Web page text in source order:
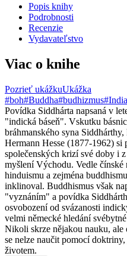
Popis knihy
Podrobnosti
Recenzie
Vydavateľstvo
Viac o knihe
Pozrieť ukážkuUkážka
#boh#Buddha#budhizmus#India
Povídka Siddhárta napsaná v
"indická báseň". Vskutku
bráhmanského syna
Hermann Hesse (1877-1962)
společenských krizí své doby i
myšlení Východu. Vedle
hinduismu a zejména
inklinoval. Buddhismus však
"vyznáním" a povídka
osvobození od svázanosti
velmi německé hledání
Nikoli skrze nějakou nauku,
se nelze naučit pomocí
životem.